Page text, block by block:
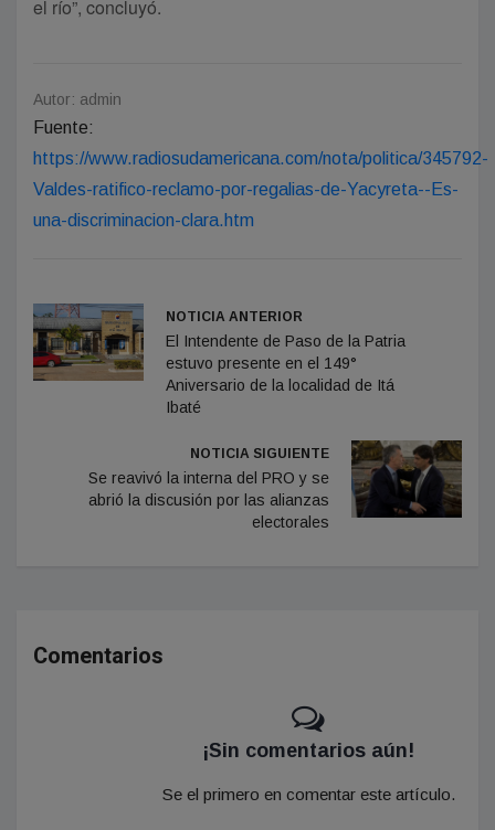
el río”, concluyó.
Autor: admin
Fuente:
https://www.radiosudamericana.com/nota/politica/345792-
Valdes-ratifico-reclamo-por-regalias-de-Yacyreta--Es-
una-discriminacion-clara.htm
NOTICIA ANTERIOR
El Intendente de Paso de la Patria
estuvo presente en el 149°
Aniversario de la localidad de Itá
Ibaté
NOTICIA SIGUIENTE
Se reavivó la interna del PRO y se
abrió la discusión por las alianzas
electorales
Comentarios
¡Sin comentarios aún!
Se el primero en comentar este artículo.